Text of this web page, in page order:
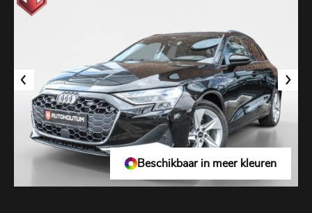
Beschikbaar in meer kleuren